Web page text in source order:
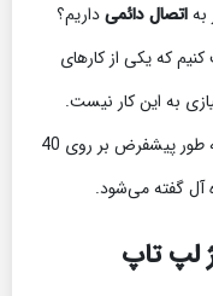
اتصال دائمیداریم؟
که یکی از کارهای
به این کار نیست.
باتری لپ تاپ های جدید و تازه خرید شده به طور پیشفرض بر روی 40
لپ تاپ